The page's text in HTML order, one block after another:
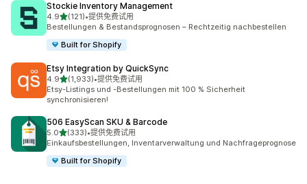
Stockie Inventory Management
4.9星（满分 5 星）
(121)
总共 121 条评论
•提供免费试用
Bestellungen & Bestandsprognosen – Rechtzeitig nachbestellen
Built for Shopify
Etsy Integration by QuickSync
4.9星（满分 5 星）
(1,933)
总共 1933 条评论
•提供免费试用
Etsy-Listings und -Bestellungen mit 100 % Sicherheit
synchronisieren!
506 EasyScan SKU & Barcode
5.0星（满分 5 星）
(333)
总共 333 条评论
•提供免费试用
Einkaufsbestellungen, Inventarverwaltung und Nachfrageprognose
Built for Shopify